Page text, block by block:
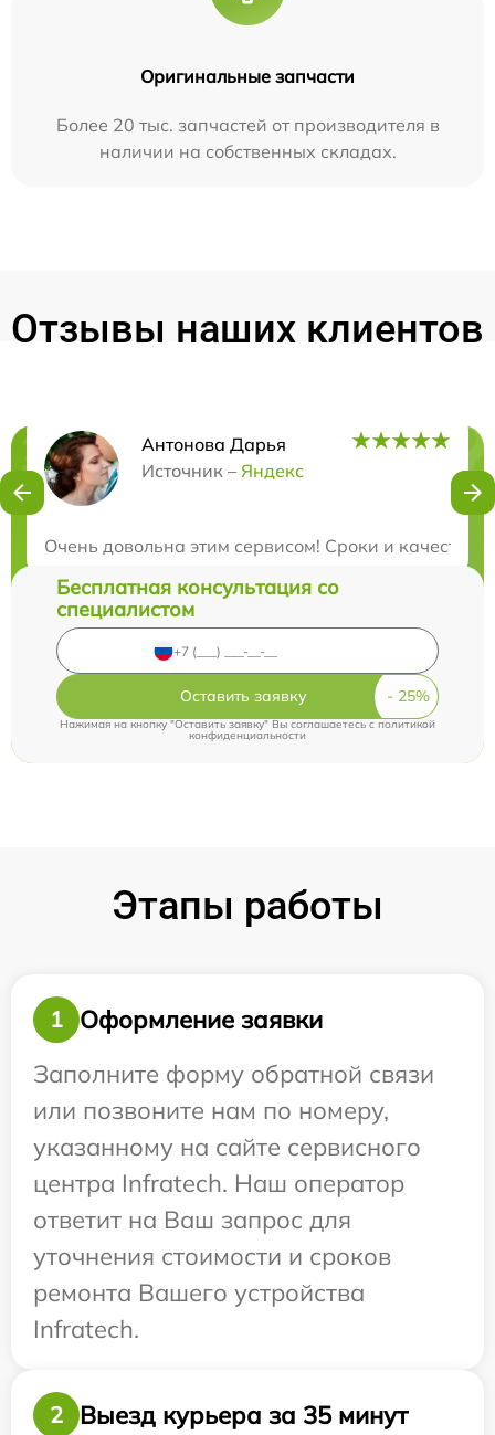
Оригинальные запчасти
Более 20 тыс. запчастей от производителя в
наличии на собственных складах.
Отзывы наших клиентов
Антонова Дарья
Источник – Яндекс
Очень довольна этим сервисом! Сроки и качество
Нужна консультация?
Бесплатная консультация со
специалистом
Оставить заявку
Нажимая на кнопку "Оставить заявку" Вы соглашаетесь cполитикой
конфиденциальности
Этапы работы
1
Оформление заявки
Заполните форму обратной связи
или позвоните нам по номеру,
указанному на сайте сервисного
центра Infratech. Наш оператор
ответит на Ваш запрос для
уточнения стоимости и сроков
ремонта Вашего устройства
Infratech.
2 Выезд курьера за 35 минут